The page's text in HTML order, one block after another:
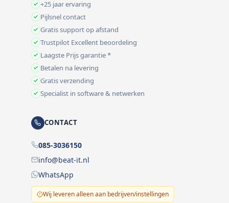
+25 jaar ervaring
Pijlsnel contact
Gratis support op afstand
Trustpilot Excellent beoordeling
Laagste Prijs garantie *
Betalen na levering
Gratis verzending
Specialist in software & netwerken
CONTACT
085-3036150
info@beat-it.nl
WhatsApp
Wij leveren alleen aan bedrijven/instellingen